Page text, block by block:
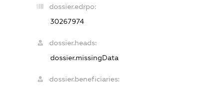
dossier.edrpo:
30267974
dossier.heads:
dossier.missingData
dossier.beneficiaries: